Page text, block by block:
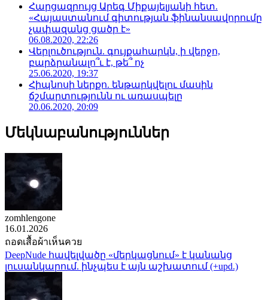
Հարցազրույց Արեգ Միքայելյանի հետ.
«Հայաստանում գիտության ֆինանսավորումը
չափազանց ցածր է»
06.08.2020, 22:26
Վերլուծություն. գույքահարկն, ի վերջո,
բարձրանալո՞ւ է, թե՞ ոչ
25.06.2020, 19:37
Հիպնոսի ներքո. ենթարկվելու մասին
ճշմարտությունն ու առասպելը
20.06.2020, 20:09
Մեկնաբանություններ
zomhlengone
16.01.2026
ถอดเสื้อผ้าเห็นควย
DeepNude հավելվածը «մերկացնում» է կանանց
լուսանկարում. ինչպես է այն աշխատում (+upd.)